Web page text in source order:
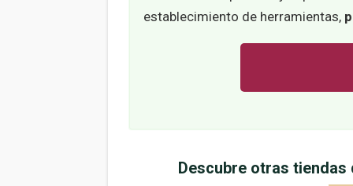
establecimiento de herramientas,
Descubre otras